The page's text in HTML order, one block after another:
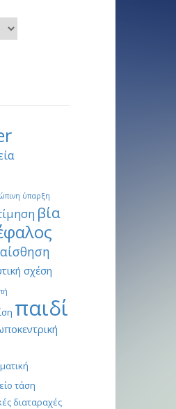
ύπαρξη
βία
σχέση
παιδί
τάση
διαταραχές